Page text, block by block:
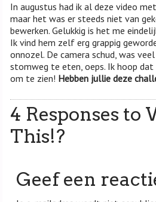
In augustus had ik al deze video
maar het was er steeds niet van
bewerken. Gelukkig is het me
Ik vind hem zelf erg grappig
onnozel. De camera schud, was
stomweg te eten, oeps. Ik hoop
om te zien! Hebben jullie deze
4 Responses to
This!?
Geef een